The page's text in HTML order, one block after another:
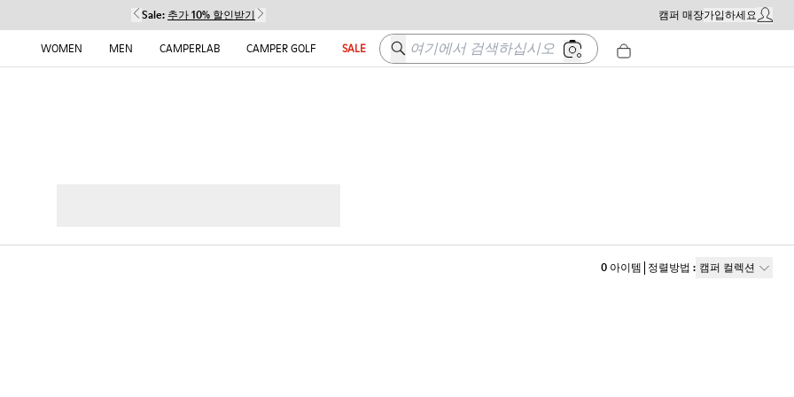
Sale: 추가 10% 할인받기 캠퍼 매장가입하세요내 계정
WOMEN
MEN CAMPERLAB CAMPER GOLF SALE 여기에서 검색하십시오
0 아이템 정렬방법 : 캠퍼 컬렉션